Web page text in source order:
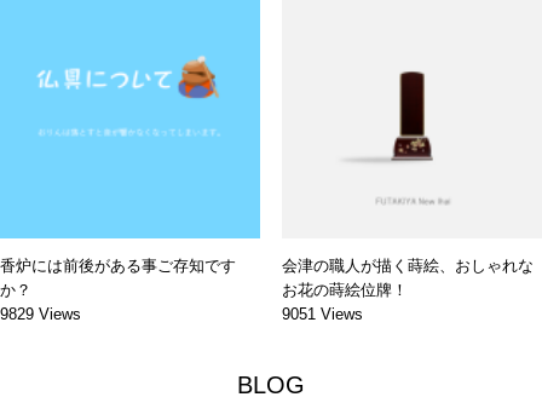
香炉には前後がある事ご存知です
か？
9829 Views
会津の職人が描く蒔絵、おしゃれな
お花の蒔絵位牌！
9051 Views
BLOG